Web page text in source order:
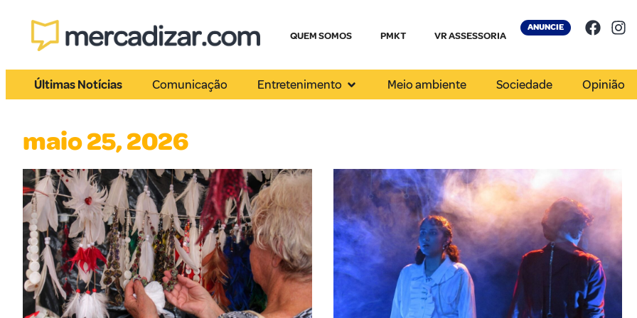
QUEM SOMOS PMKT VR ASSESSORIA
ANUNCIE
Últimas Notícias Comunicação Entretenimento Meio ambiente Sociedade Opinião
maio 25, 2026